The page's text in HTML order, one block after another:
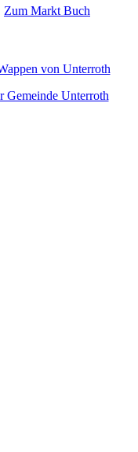
Zum Markt Buch
Gemeinde Unterroth